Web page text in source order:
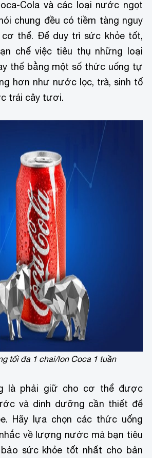
Cola và các loại nước ngọt
chung đều có tiềm tàng nguy
thể. Để duy trì sức khỏe tốt,
chế việc tiêu thụ những loại
thế bằng một số thức uống tự
hơn như nước lọc, trà, sinh tố
trái cây tươi.
tối đa 1 chai/lon Coca 1 tuần
là phải giữ cho cơ thể được
và dinh dưỡng cần thiết để
Hãy lựa chọn các thức uống
về lượng nước mà bạn tiêu
sức khỏe tốt nhất cho bản